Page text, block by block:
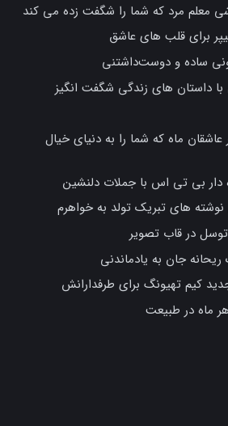
ماه که شما را به دنیای خیال